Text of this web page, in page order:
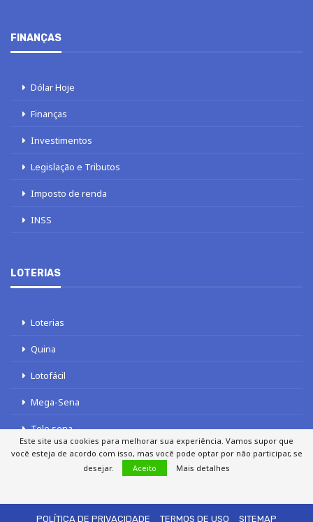
FINANÇAS
Dólar Hoje
Finanças
Investimentos
Legislação e Tributos
Imposto de renda
INSS
LOTERIAS
Loterias
Quina
Lotofácil
Mega-Sena
Tele sena
POLÍTICA DE PRIVACIDADE
TERMOS DE USO SITEMAP
Este site usa cookies para melhorar sua experiência. Vamos supor que
você esteja de acordo com isso, mas você pode optar por não participar, se
desejar.
Aceito Mais detalhes